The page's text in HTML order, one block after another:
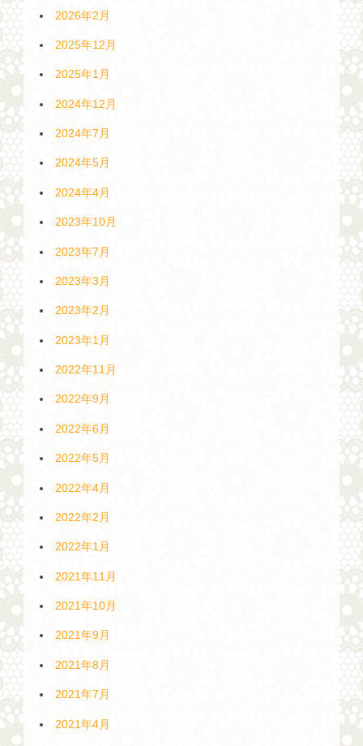
2026年2月
2025年12月
2025年1月
2024年12月
2024年7月
2024年5月
2024年4月
2023年10月
2023年7月
2023年3月
2023年2月
2023年1月
2022年11月
2022年9月
2022年6月
2022年5月
2022年4月
2022年2月
2022年1月
2021年11月
2021年10月
2021年9月
2021年8月
2021年7月
2021年4月